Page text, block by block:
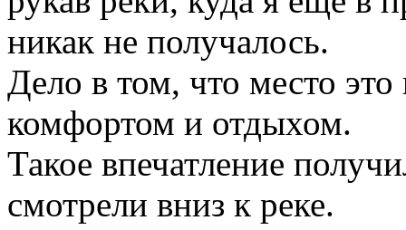
никак не получалось.
Дело в том, что место это
комфортом и отдыхом.
Такое впечатление
смотрели вниз к реке.